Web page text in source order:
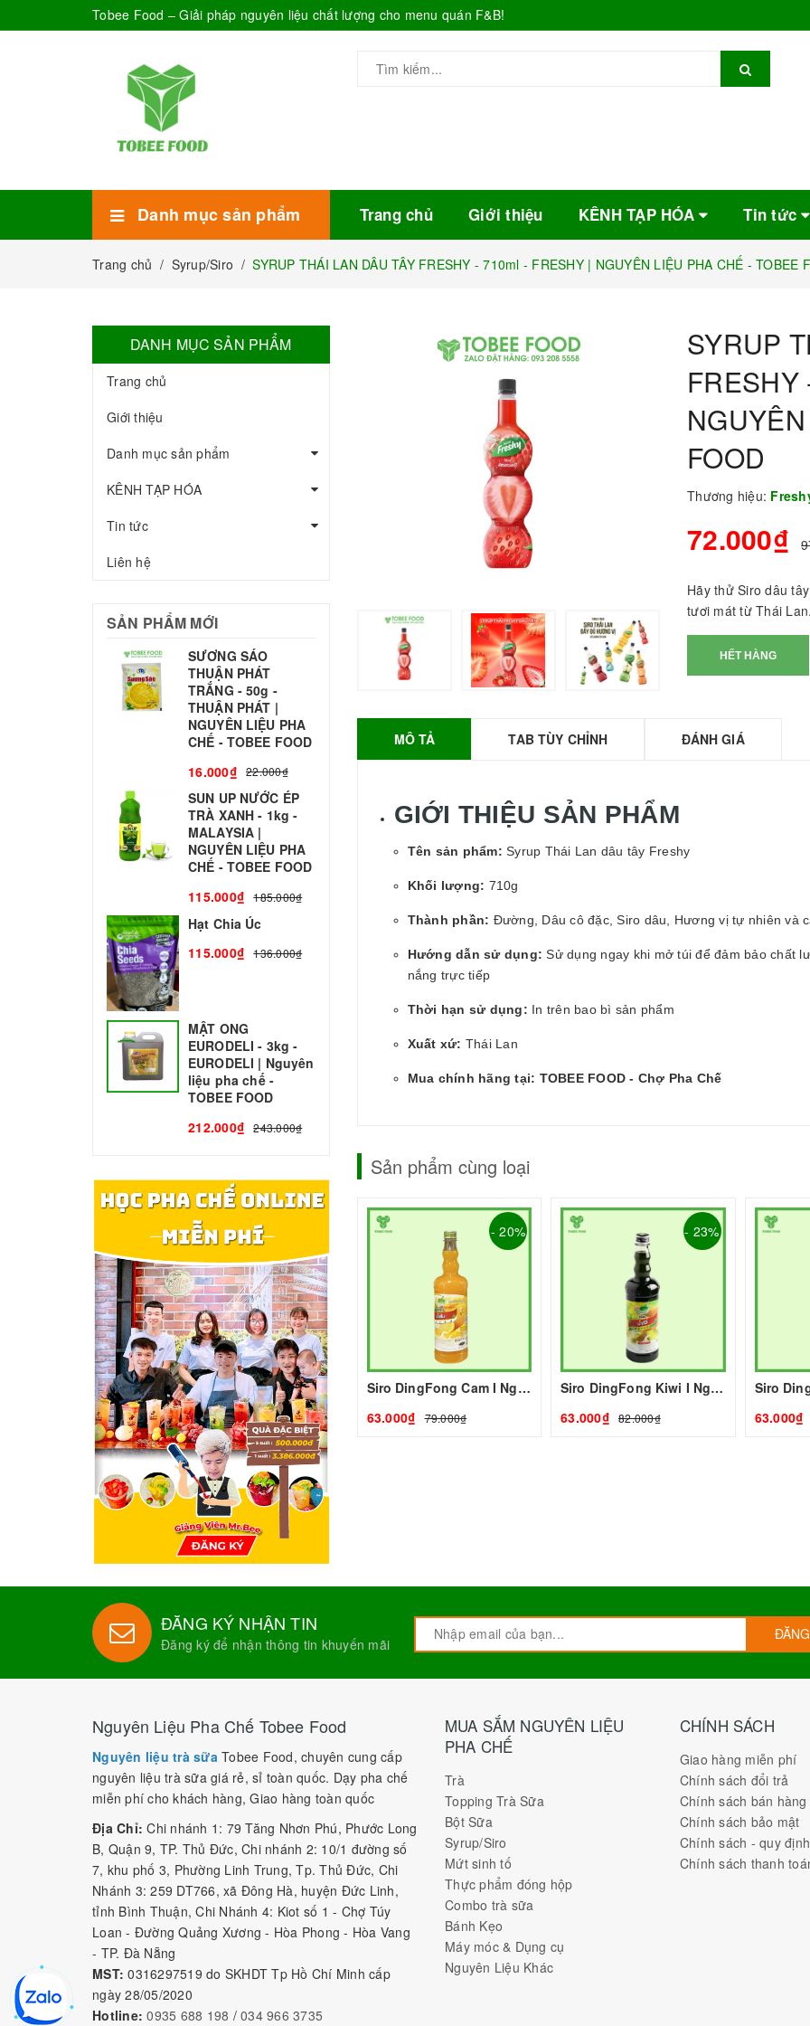
Tobee Food – Giải pháp nguyên liệu chất lượng cho menu quán F&B!
Danh mục sản phẩm Trang chủ Giới thiệu KÊNH TẠP HÓA Tin tức
Trang chủ / Syrup/Siro / SYRUP THÁI LAN DÂU TÂY FRESHY - 710ml - FRESHY | NGUYÊN LIỆU PHA CHẾ - TOBEE
SYRUP
FRESHY
FOOD
Thương hiệu:
72.000₫
Hãy thử Siro dâu
tươi mát từ Thái Lan.
HẾT HÀNG
MÔ TẢ TAB TÙY CHỈNH ĐÁNH GIÁ
GIỚI THIỆU SẢN PHẨM
Tên sản phẩm: Syrup Thái Lan dâu tây Freshy
Khối lượng: 710g
Thành phần: Đường, Dâu cô đặc, Siro dâu, Hương vị tự nhiên và
Hướng dẫn sử dụng:Sử dụng ngay khi mở túi để đảm bảo chất
nắng trực tiếp
Thời hạn sử dụng: In trên bao bì sản phẩm
Xuất xứ: Thái Lan
Mua chính hãng tại: TOBEE FOOD - Chợ Pha Chế
Sản phẩm cùng loại
- 20%
Siro DingFong Cam I Nguyên Liệu Pha Chế - Tobee Food
63.000₫
79.000₫
- 23%
Siro DingFong Kiwi I Nguyên Liệu Pha Chế - Tobee Food
63.000₫ 82.000₫
63.000₫
DANH MỤC SẢN PHẨM
Trang chủ
Giới thiệu
Danh mục sản phẩm
KÊNH TẠP HÓA
Tin tức
Liên hệ
SẢN PHẨM MỚI
SƯƠNG SÁO
THUẬN PHÁT
TRẮNG - 50g -
THUẬN PHÁT |
NGUYÊN LIỆU PHA
CHẾ - TOBEE FOOD
16.000₫ 22.000₫
SUN UP NƯỚC ÉP
TRÀ XANH - 1kg -
MALAYSIA |
NGUYÊN LIỆU PHA
CHẾ - TOBEE FOOD
115.000₫
185.000₫
Hạt Chia Úc
115.000₫
136.000₫
MẬT ONG
EURODELI - 3kg -
EURODELI | Nguyên
liệu pha chế -
TOBEE FOOD
212.000₫
243.000₫
BỘT SỮA TOBEE
THANH VỊ - 300g -
TOBEE FOOD | Bột
TOBEE FOOD
BIỆT 50G - ROYAL I
NGUYÊN LIỆU PHA
CHẾ - TOBEE FOOD
25.000₫
ĐĂNG KÝ NHẬN TIN
Đăng ký để nhận thông tin khuyến mãi
Nguyên Liệu Pha Chế Tobee Food
Nguyên liệu trà sữa Tobee Food, chuyên cung cấp
nguyên liệu trà sữa giá rẻ, sỉ toàn quốc. Dạy pha chế
miễn phí cho khách hàng, Giao hàng toàn quốc
Địa Chỉ: Chi nhánh 1: 79 Tăng Nhơn Phú, Phước Long
B, Quận 9, TP. Thủ Đức, Chi nhánh 2: 10/1 đường số
7, khu phố 3, Phường Linh Trung, Tp. Thủ Đức, Chi
Nhánh 3: 259 DT766, xã Đông Hà, huyện Đức Linh,
tỉnh Bình Thuận, Chi Nhánh 4: Kiot số 1 - Chợ Túy
Loan - Đường Quảng Xương - Hòa Phong - Hòa Vang
- TP. Đà Nẵng
MST: 0316297519 do SKHDT Tp Hồ Chí Minh cấp
ngày 28/05/2020
Hotline: 0935 688 198 / 034 966 3735
MUA SẮM NGUYÊN LIỆU
PHA CHẾ
Trà
Topping Trà Sữa
Bột Sữa
Syrup/Siro
Mứt sinh tố
Thực phẩm đóng hộp
Combo trà sữa
Bánh Kẹo
Máy móc & Dụng cụ
Nguyên Liệu Khác
CHÍNH SÁCH
Giao hàng miễn phí
Chính sách đổi trả
Chính sách bán hàng
Chính sách bảo mật
Chính sách - quy
Chính sách thanh